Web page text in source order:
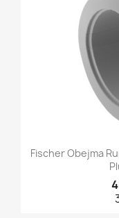
Fischer Obejma